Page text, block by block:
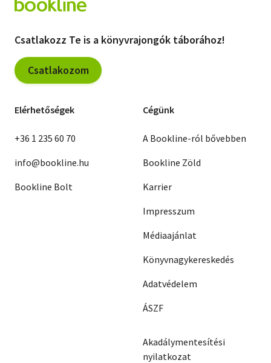
Csatlakozz Te is a könyvrajongók táborához!
Csatlakozom
Elérhetőségek
+36 1 235 60 70
info@bookline.hu
Bookline Bolt
Cégünk
A Bookline-ról bővebben
Bookline Zöld
Karrier
Impresszum
Médiaajánlat
Könyvnagykereskedés
Adatvédelem
ÁSZF
Akadálymentesítési
nyilatkozat